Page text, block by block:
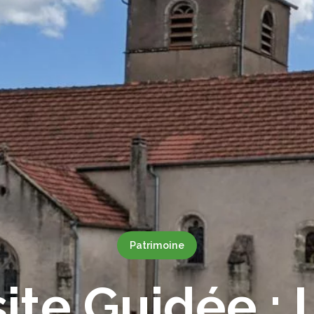
Patrimoine